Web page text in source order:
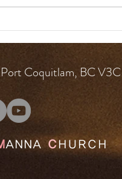
160일
Coquitlam, BC V3C
ANNACHURCH